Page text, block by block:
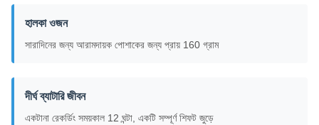
হালকা ওজন
সারাদিনের জন্য আরামদায়ক পোশাকের জন্য প্রায় 160 গ্রাম
দীর্ঘ ব্যাটারি জীবন
একটানা রেকর্ডিং সময়কাল 12 ঘন্টা, একটি সম্পূর্ণ শিফট জুড়ে